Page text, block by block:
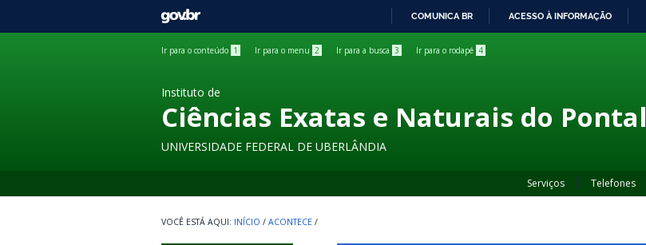
GOVBR
COMUNICA BR ACESSO À INFORMAÇÃO
Ir para o conteúdo 1 Ir para o menu 2 Ir para a busca 3 Ir para o rodapé 4
Instituto de
Ciências Exatas e Naturais do Pontal
UNIVERSIDADE FEDERAL DE UBERLÂNDIA
Serviços Telefones
INÍCIO / ACONTECE /